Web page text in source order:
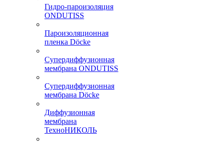
Гидро-пароизоляция
ONDUTISS
Пароизоляционная
пленка Döcke
Супердиффузионная
мембрана ONDUTISS
Супердиффузионная
мембрана Döcke
Диффузионная
мембрана
ТехноНИКОЛЬ